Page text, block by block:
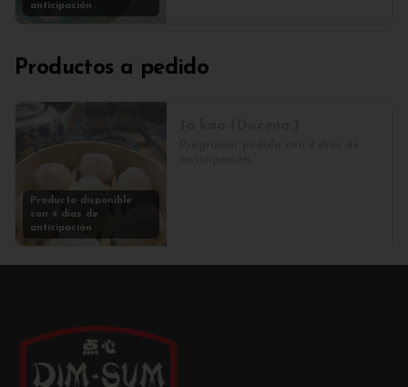
anticipación
Productos a pedido
Producto disponible
con 4 días de
anticipación